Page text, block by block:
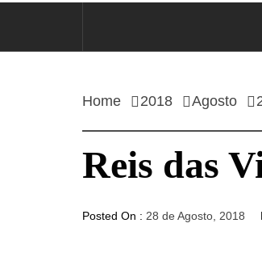
Home 2018 Agosto
Reis das
Posted On : 28 de Agosto, 2018